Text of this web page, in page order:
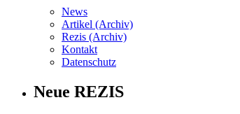
News
Artikel (Archiv)
Rezis (Archiv)
Kontakt
Datenschutz
Neue REZIS